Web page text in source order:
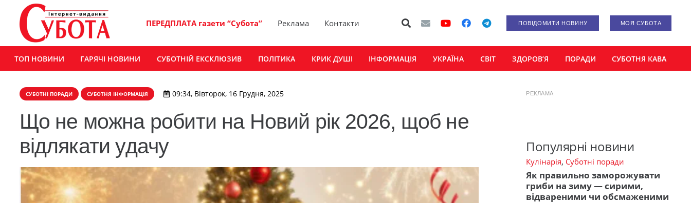
ПЕРЕДПЛАТА газети “Субота” Реклама Контакти ПОВІДОМИТИ НОВИНУ МОЯ СУБОТА
ТОП НОВИНИ ГАРЯЧІ НОВИНИ СУБОТНІЙ ЕКСКЛЮЗИВ ПОЛІТИКА КРИК ДУШІ ІНФОРМАЦІЯ УКРАЇНА СВІТ ЗДОРОВ’Я ПОРАДИ СУБОТНЯ КАВА
СУБОТНІ ПОРАДИ СУБОТНЯ ІНФОРМАЦІЯ 09:34, Вівторок, 16 Грудня, 2025
Що не можна робити на Новий рік 2026, щоб не
відлякати удачу
РЕКЛАМА
Популярні новини
Кулінарія, Суботні поради
Як правильно заморожувати
гриби на зиму — сирими,
відвареними чи обсмаженими